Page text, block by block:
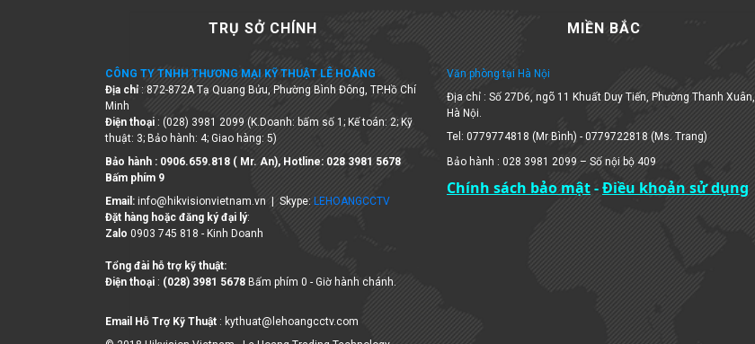
TRỤ SỞ CHÍNH
CÔNG TY TNHH THƯƠNG MẠI KỸ THUẬT LÊ HOÀNG
Địa chỉ : 872-872A Tạ Quang Bửu, Phường Bình Đông, TP.Hồ Chí
Minh
Điện thoại : (028) 3981 2099 (K.Doanh: bấm số 1; Kế toán: 2; Kỹ
thuật: 3; Bảo hành: 4; Giao hàng: 5)
Bảo hành : 0906.659.818 ( Mr. An), Hotline:028 3981 5678
Bấm phím 9
Email: info@hikvisionvietnam.vn | Skype: LEHOANGCCTV
Đặt hàng hoặc đăng ký đại lý:
Zalo 0903 745 818 - Kinh Doanh
Tổng đài hỗ trợ kỹ thuật:
Điện thoại : (028) 3981 5678 Bấm phím 0 - Giờ hành chánh.
Email Hỗ Trợ Kỹ Thuật : kythuat@lehoangcctv.com
MIỀN BẮC
Văn phòng tại Hà Nội
Địa chỉ : Số 27D6, ngõ 11 Khuất Duy Tiến, Phường Thanh Xuân,
Hà Nội.
Tel: 0779774818 (Mr Bình) - 0779722818 (Ms. Trang)
Bảo hành : 028 3981 2099 – Số nội bộ 409
Chính sách bảo mật-Điều khoản sử dụng